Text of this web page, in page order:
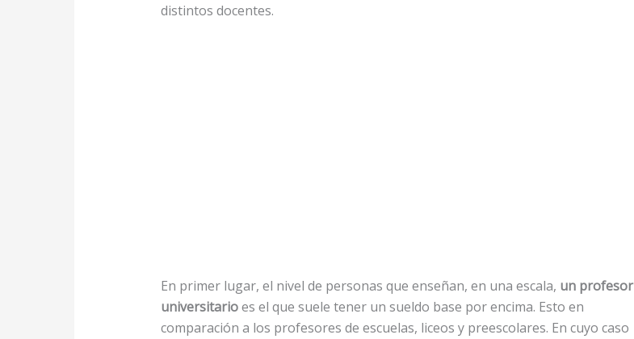
distintos docentes.
En primer lugar, el nivel de personas que enseñan, en una escala, un profesor
universitarioes el que suele tener un sueldo base por encima. Esto en
comparación a los profesores de escuelas, liceos y preescolares. En cuyo caso